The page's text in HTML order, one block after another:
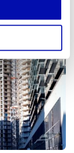
np. we
wybraniu opcji